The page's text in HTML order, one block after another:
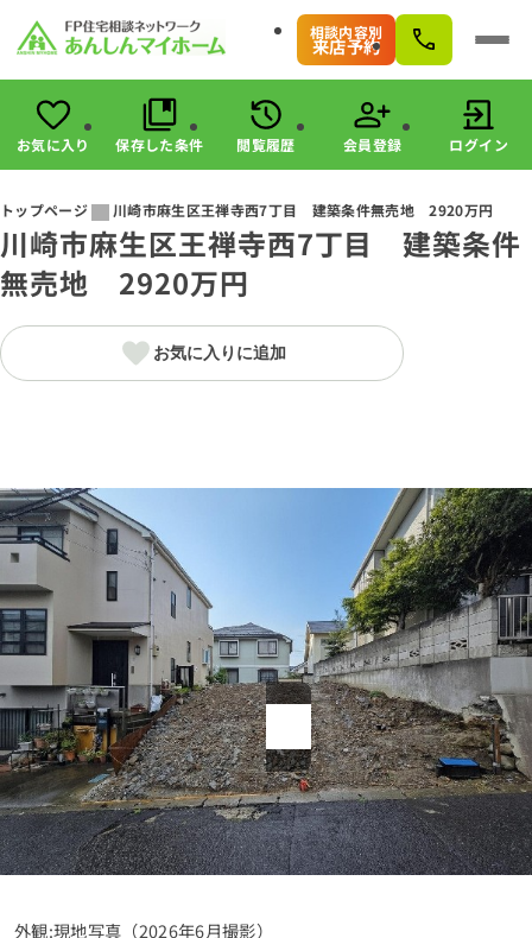
相談内容別
来店予約
会員登録 ログイン
物件検索
駅・路線から探す
こだわりから探す
未公開物件の探し方
来店予約
お問い合わせ
お気に入り 保存した条件 閲覧履歴 会員登録 ログイン
トップページ 川崎市麻生区王禅寺西7丁目 建築条件無売地 2920万円
川崎市麻生区王禅寺西7丁目 建築条件
無売地 2920万円
お気に入りに追加
外観:現地写真（2026年6月撮影）